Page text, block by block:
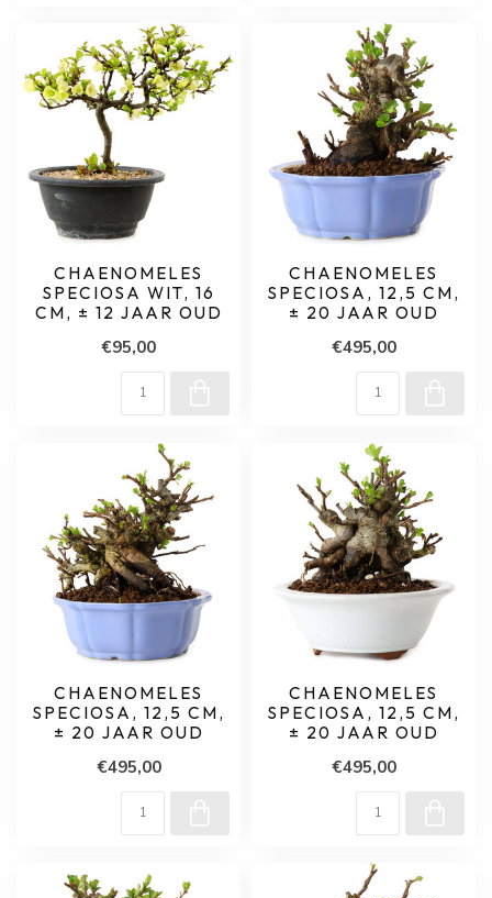
CHAENOMELES
SPECIOSA WIT, 16
CM, ± 12 JAAR OUD
€95,00
CHAENOMELES
SPECIOSA, 12,5 CM,
± 20 JAAR OUD
€495,00
CHAENOMELES
SPECIOSA, 12,5 CM,
± 20 JAAR OUD
€495,00
CHAENOMELES
SPECIOSA, 12,5 CM,
± 20 JAAR OUD
€495,00